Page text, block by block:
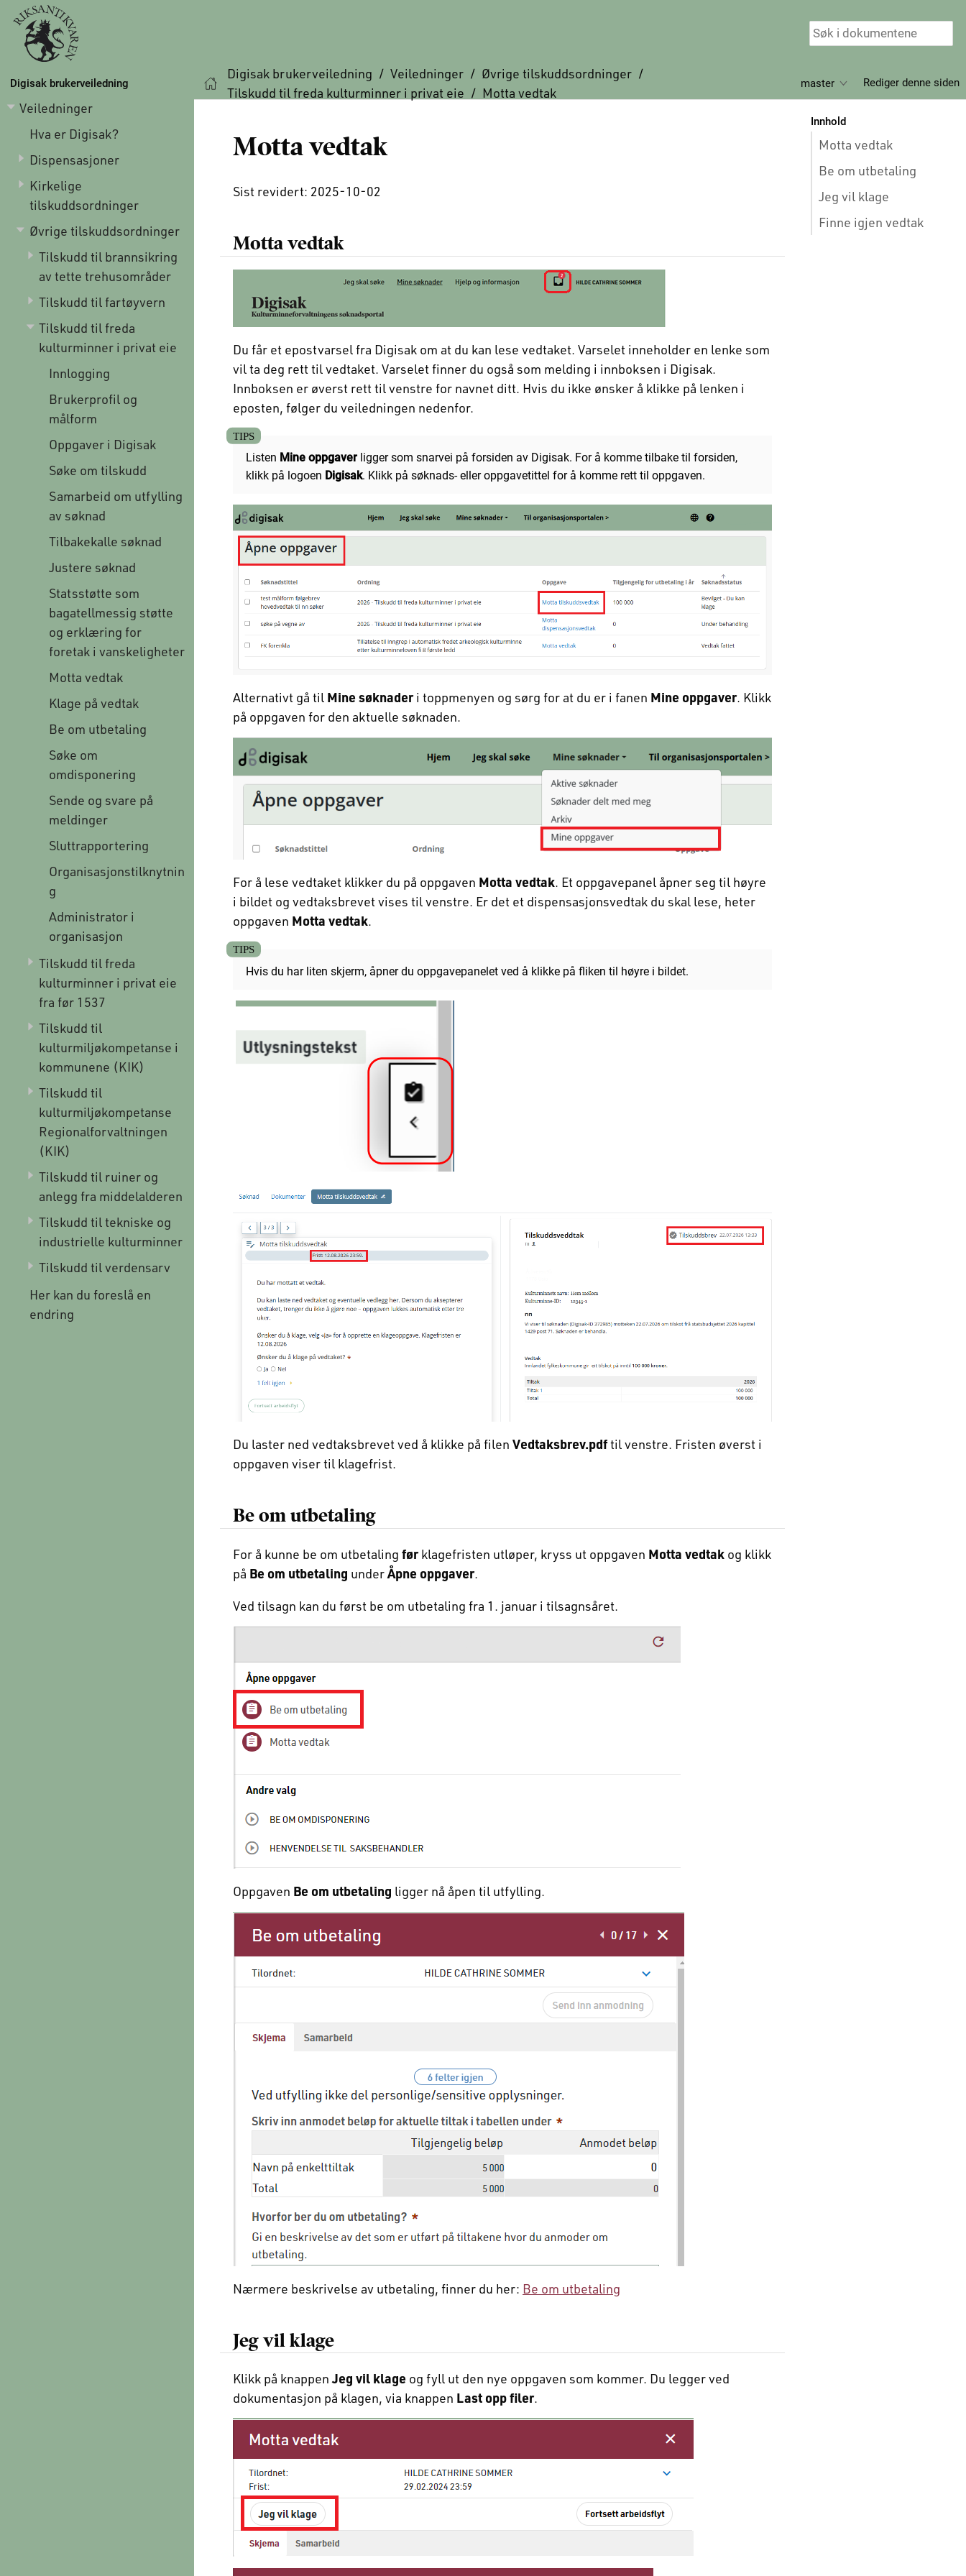
Digisak brukerveiledning
Veiledninger
Hva er Digisak?
Dispensasjoner
Kirkelige
tilskuddsordninger
Øvrige tilskuddsordninger
Tilskudd til brannsikring
av tette trehusområder
Tilskudd til fartøyvern
Tilskudd til freda
kulturminner i privat eie
Innlogging
Brukerprofil og
målform
Oppgaver i Digisak
Søke om tilskudd
Samarbeid om utfylling
av søknad
Tilbakekalle søknad
Justere søknad
Statsstøtte som
bagatellmessig støtte
og erklæring for
foretak i vanskeligheter
Motta vedtak
Klage på vedtak
Be om utbetaling
Søke om
omdisponering
Sende og svare på
meldinger
Sluttrapportering
Organisasjonstilknytnin
g
Administrator i
organisasjon
Tilskudd til freda
kulturminner i privat eie
fra før 1537
Tilskudd til
kulturmiljøkompetanse i
kommunene (KIK)
Tilskudd til
kulturmiljøkompetanse
Regionalforvaltningen
(KIK)
Tilskudd til ruiner og
anlegg fra middelalderen
Tilskudd til tekniske og
industrielle kulturminner
Tilskudd til verdensarv
Her kan du foreslå en
endring
Digisak brukerveiledning Veiledninger
Øvrige tilskuddsordninger
Tilskudd til freda kulturminner i privat eie
Motta vedtak
master Rediger denne siden
Innhold
Motta vedtak
Be om utbetaling
Jeg vil klage
Finne igjen vedtak
Motta vedtak
Sist revidert: 2025-10-02
Motta vedtak
Du får et epostvarsel fra Digisak om at du kan lese vedtaket. Varselet inneholder en lenke som
vil ta deg rett til vedtaket. Varselet finner du også som melding i innboksen i Digisak.
Innboksen er øverst rett til venstre for navnet ditt. Hvis du ikke ønsker å klikke på lenken i
eposten, følger du veiledningen nedenfor.
Listen Mine oppgaver ligger som snarvei på forsiden av Digisak. For å komme tilbake til forsiden,
klikk på logoen Digisak. Klikk på søknads- eller oppgavetittel for å komme rett til oppgaven.
Alternativt gå til Mine søknaderi toppmenyen og sørg for at du er i fanen Mine oppgaver. Klikk
på oppgaven for den aktuelle søknaden.
For å lese vedtaket klikker du på oppgaven Motta vedtak. Et oppgavepanel åpner seg til høyre
i bildet og vedtaksbrevet vises til venstre. Er det et dispensasjonsvedtak du skal lese, heter
oppgaven Motta vedtak.
Hvis du har liten skjerm, åpner du oppgavepanelet ved å klikke på fliken til høyre i bildet.
Du laster ned vedtaksbrevet ved å klikke på filen Vedtaksbrev.pdftil venstre. Fristen øverst i
oppgaven viser til klagefrist.
Be om utbetaling
For å kunne be om utbetaling førklagefristen utløper, kryss ut oppgaven Motta vedtak og klikk
på Be om utbetaling underÅpne oppgaver.
Ved tilsagn kan du først be om utbetaling fra 1. januar i tilsagnsåret.
Oppgaven Be om utbetaling ligger nå åpen til utfylling.
Nærmere beskrivelse av utbetaling, finner du her: Be om utbetaling
Jeg vil klage
Klikk på knappenJeg vil klage og fyll ut den nye oppgaven som kommer. Du legger ved
dokumentasjon på klagen, via knappen Last opp filer.